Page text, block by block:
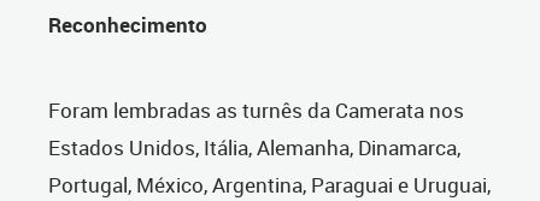
Reconhecimento
Foram lembradas as turnês da Camerata nos
Estados Unidos, Itália, Alemanha, Dinamarca,
Portugal, México, Argentina, Paraguai e Uruguai,